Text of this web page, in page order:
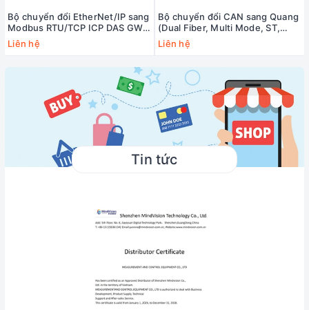
Bộ chuyển đổi EtherNet/IP sang
Modbus RTU/TCP ICP DAS GW-
7472-UL CR
Liên hệ
Bộ chuyển đổi CAN sang Quang
(Dual Fiber, Multi Mode, ST,
2KM) ICP DAS I-2533-UTA CR
Liên hệ
Tin tức